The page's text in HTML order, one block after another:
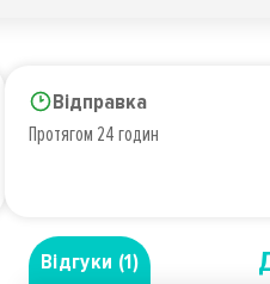
Відправка
Протягом 24 годин
Відгуки (1)